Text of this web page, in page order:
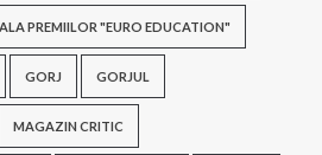
PREMIILOR "EURO EDUCATION"
GORJ GORJUL
MAGAZIN CRITIC